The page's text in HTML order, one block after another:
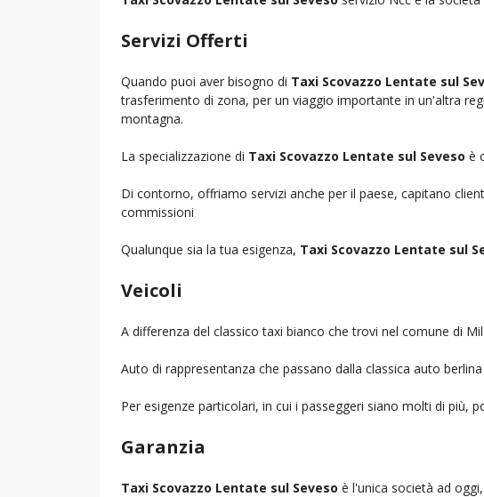
Servizi Offerti
Quando puoi aver bisogno di Taxi Scovazzo Lentate sul
trasferimento di zona, per un viaggio importante in un'altra
montagna.
La specializzazione di Taxi Scovazzo Lentate sul Seveso è
Di contorno, offriamo servizi anche per il paese, capitano
commissioni
Qualunque sia la tua esigenza, Taxi Scovazzo Lentate sul
Veicoli
A differenza del classico taxi bianco che trovi nel comune di
Auto di rappresentanza che passano dalla classica auto
Per esigenze particolari, in cui i passeggeri siano molti di più,
Garanzia
Taxi Scovazzo Lentate sul Seveso è l'unica società ad